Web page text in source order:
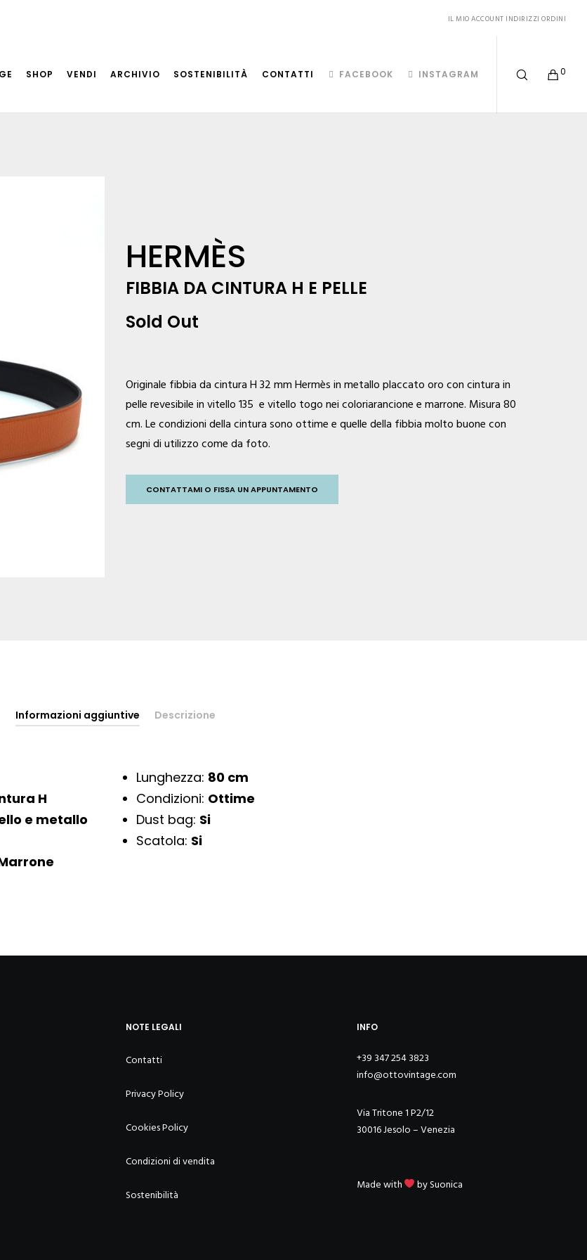
IL MIO ACCOUNT INDIRIZZI ORDINI
0
SHOP VENDI ARCHIVIO SOSTENIBILITÀ CONTATTI FACEBOOK INSTAGRAM
HERMÈS
FIBBIA DA CINTURA H E PELLE
Sold Out
Originale fibbia da cintura H 32 mmHermèsin metallo placcato oro con cintura in
pelle revesibile in vitello 135 e vitello togo nei coloriarancione e marrone. Misura 80
cm. Le condizioni della cintura sono ottime e quelle della fibbia molto buone con
segni di utilizzo come da foto.
CONTATTAMI O FISSA UN APPUNTAMENTO
Informazioni aggiuntive Descrizione
H
e metallo
Lunghezza: 80 cm
Condizioni: Ottime
Dust bag: Si
Scatola: Si
NOTE LEGALI
Contatti
Privacy Policy
Cookies Policy
Condizioni di vendita
Sostenibilità
INFO
+39 347 254 3823
info@ottovintage.com
Via Tritone 1 P2/12
30016 Jesolo – Venezia
Made with bySuonica